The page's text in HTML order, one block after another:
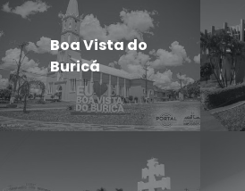
Boa Vista do
Buricá